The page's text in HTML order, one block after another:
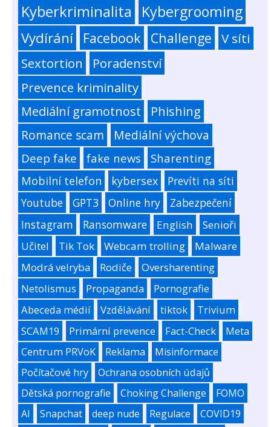
Kyberkriminalita Kybergrooming
Vydírání Facebook Challenge
V síti
Sextortion
Poradenství
Prevence kriminality
Mediální gramotnost
Phishing
Romance scam
Mediální výchova
Deep fake fake news Sharenting
Mobilní telefon kybersex
Prevíti na síti
Youtube
GPT3 Online hry
Zabezpečení
Instagram
Ransomware English
Senioři
Učitel
Tik Tok Webcam trolling
Malware
Modrá velryba
Rodiče
Oversharenting
Netolismus
Propaganda
Pornografie
Abeceda médií
Vzdělávání tiktok
Trivium
SCAM19
Primární prevence Fact-Check
Meta
Centrum PRVoK
Reklama
Misinformace
Počítačové hry
Ochrana osobních údajů
Dětská pornografie
Choking Challenge
FOMO
AI
Snapchat deep nude Regulace
COVID19